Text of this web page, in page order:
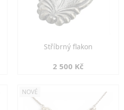
Stříbrný flakon
2 500 Kč
NOVÉ